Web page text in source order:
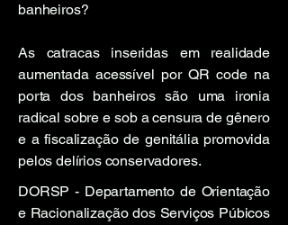
banheiros?
As catracas inseridas em realidade
aumentada acessível por QR code na
porta dos banheiros são uma ironia
radical sobre e sob a censura de gênero
e a fiscalização de genitália promovida
pelos delírios conservadores.
DORSP - Departamento de Orientação
e Racionalização dos Serviços Púbicos